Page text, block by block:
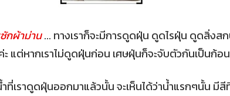
กผ้าม่าน... ทางเราก็จะมีการดูดฝุ่น ดูดไรฝุ่น ดูดสิ่งสก
ะ แต่หากเราไม่ดูดฝุ่นก่อน เศษฝุ่นก็จะจับตัวกันเป็นก้อ
ที่เราดูดฝุ่นออกมาแล้วนั้น จะเห็นได้ว่าน้ำแรกๆนั้น มี